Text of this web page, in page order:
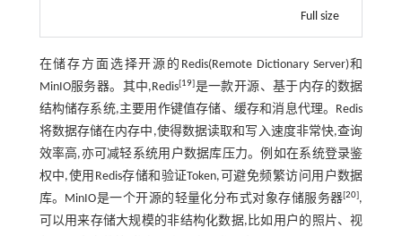
Full size
在储存方面选择开源的Redis(Remote Dictionary Server)和
MinIO服务器。其中,Redis[19]是一款开源、基于内存的数据
结构储存系统,主要用作键值存储、缓存和消息代理。Redis
将数据存储在内存中,使得数据读取和写入速度非常快,查询
效率高,亦可减轻系统用户数据库压力。例如在系统登录鉴
权中,使用Redis存储和验证Token,可避免频繁访问用户数据
库。MinIO是一个开源的轻量化分布式对象存储服务器[20],
可以用来存储大规模的非结构化数据,比如用户的照片、视